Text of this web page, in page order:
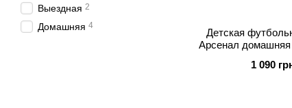
Детская
Арсенал домашняя
1 090
Выездная 2
Домашняя 4